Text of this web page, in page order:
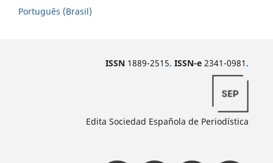
Português (Brasil)
ISSN 1889-2515. ISSN-e 2341-0981 .
Edita Sociedad Española de Periodística